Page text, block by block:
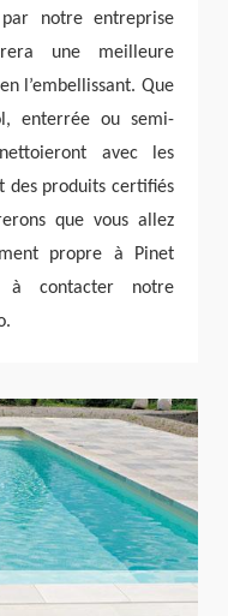
notre entreprise
une meilleure
l’embellissant. Que
enterrée ou semi-
avec les
des produits certifiés
que vous allez
propre à Pinet
à contacter notre